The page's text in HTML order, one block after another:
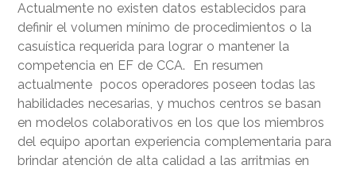
Actualmente no existen datos establecidos para
definir el volumen mínimo de procedimientos o la
casuística requerida para lograr o mantener la
competencia en EF de CCA. En resumen
actualmente pocos operadores poseen todas las
habilidades necesarias, y muchos centros se basan
en modelos colaborativos en los que los miembros
del equipo aportan experiencia complementaria para
brindar atención de alta calidad a las arritmias en